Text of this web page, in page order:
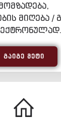
მიღება /
ᲒᲐᲘᲒᲔ ᲛᲔᲢᲘ